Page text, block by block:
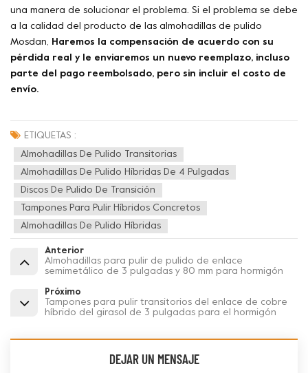
una manera de solucionar el problema. Si el problema se debe
a la calidad del producto de las almohadillas de pulido
Mosdan, Haremos la compensación de acuerdo con su
pérdida real y le enviaremos un nuevo reemplazo, incluso
parte del pago reembolsado, pero sin incluir el costo de
envío.
ETIQUETAS :
Almohadillas De Pulido Transitorias
Almohadillas De Pulido Híbridas De 4 Pulgadas
Discos De Pulido De Transición
Tampones Para Pulir Híbridos Concretos
Almohadillas De Pulido Híbridas
Anterior
Almohadillas para pulir de pulido de enlace
semimetálico de 3 pulgadas y 80 mm para hormigón
Próximo
Tampones para pulir transitorios del enlace de cobre
híbrido del girasol de 3 pulgadas para el hormigón
DEJAR UN MENSAJE